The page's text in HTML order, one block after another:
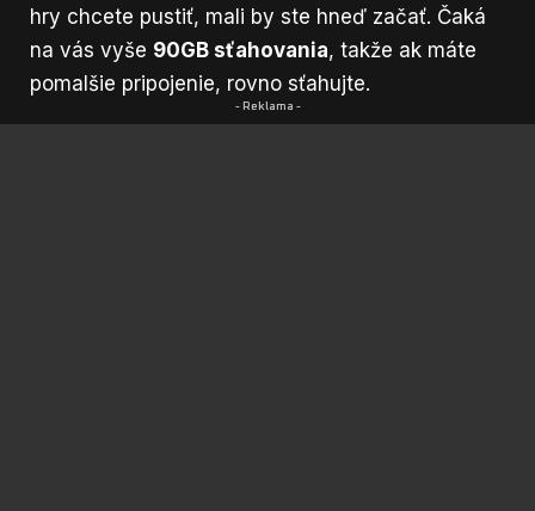
hry chcete pustiť, mali by ste hneď začať. Čaká
na vás vyše 90GB sťahovania, takže ak máte
pomalšie pripojenie, rovno sťahujte.
- Reklama -